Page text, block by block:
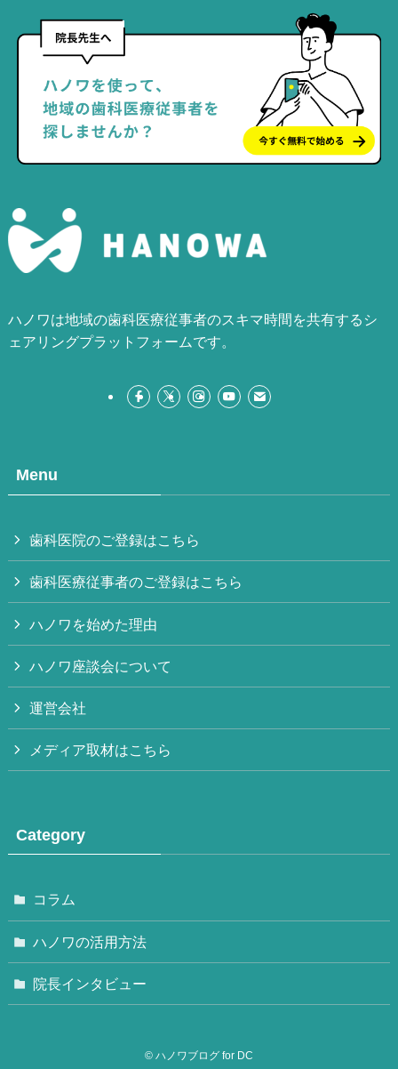
ハノワは地域の歯科医療従事者のスキマ時間を共有するシ
ェアリングプラットフォームです。
Menu
歯科医院のご登録はこちら
歯科医療従事者のご登録はこちら
ハノワを始めた理由
ハノワ座談会について
運営会社
メディア取材はこちら
Category
コラム
ハノワの活用方法
院長インタビュー
© ハノワブログ for DC